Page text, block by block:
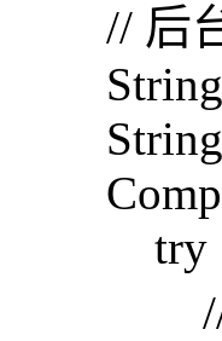
// 后台
String
String
try
// 提取